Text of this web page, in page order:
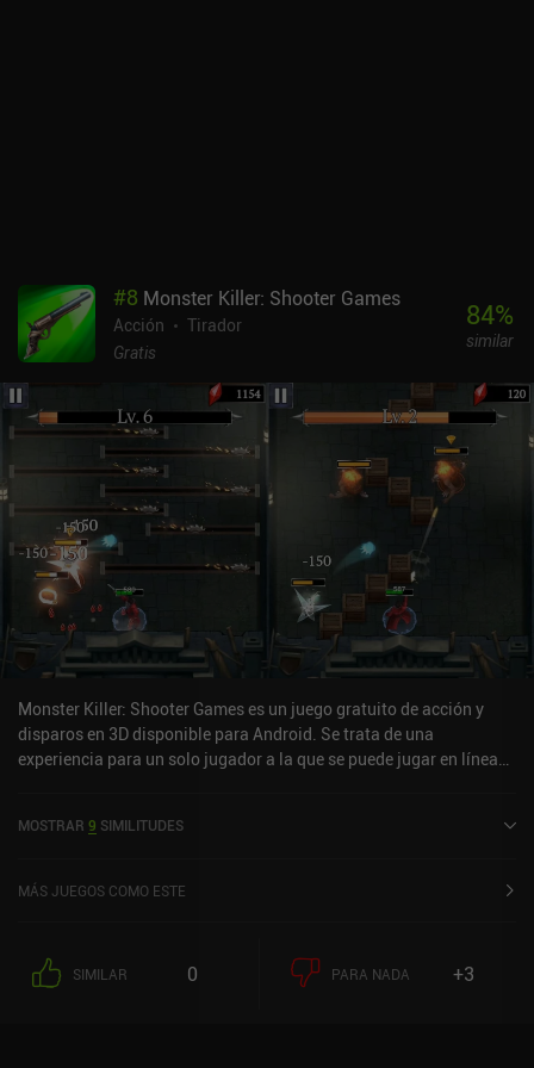
obtener más de la energía necesaria para jugar, y objetos
poderosos que hacen el juego mucho más fácil. La monetización
es tolerable pero definitivamente una de las áreas más débiles del
juego.
#8 Monster Killer: Shooter Games
Acción
Tirador
Gratis
84%
similar
Monster Killer: Shooter Games es un juego gratuito de acción y
disparos en 3D disponible para Android. Se trata de una
experiencia para un solo jugador a la que se puede jugar en línea
en Google Play.
MOSTRAR 9 SIMILITUDES
MÁS JUEGOS COMO ESTE
SIMILAR 0 PARA NADA +3